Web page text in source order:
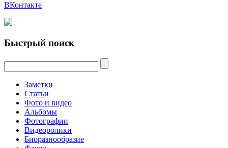
ВКонтакте
Быстрый поиск
Заметки
Статьи
Фото и видео
Альбомы
Фотографии
Видеоролики
Биоразнообразие